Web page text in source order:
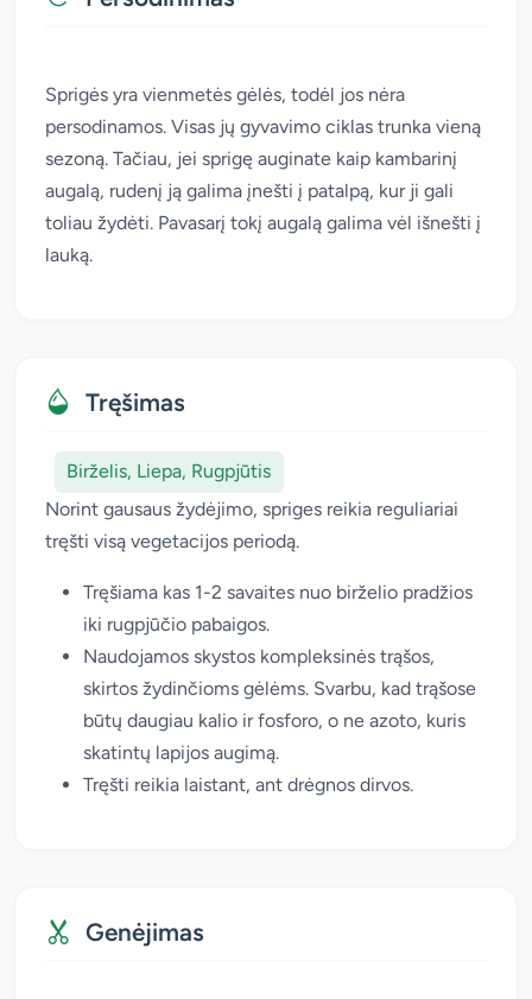
Sprigės yra vienmetės gėlės, todėl jos nėra
persodinamos. Visas jų gyvavimo ciklas trunka vieną
sezoną. Tačiau, jei sprigę auginate kaip kambarinį
augalą, rudenį ją galima įnešti į patalpą, kur ji gali
toliau žydėti. Pavasarį tokį augalą galima vėl išnešti į
lauką.
Tręšimas
Birželis, Liepa, Rugpjūtis
Norint gausaus žydėjimo, spriges reikia reguliariai
tręšti visą vegetacijos periodą.
Tręšiama kas 1-2 savaites nuo birželio pradžios
iki rugpjūčio pabaigos.
Naudojamos skystos kompleksinės trąšos,
skirtos žydinčioms gėlėms. Svarbu, kad trąšose
būtų daugiau kalio ir fosforo, o ne azoto, kuris
skatintų lapijos augimą.
Tręšti reikia laistant, ant drėgnos dirvos.
Genėjimas